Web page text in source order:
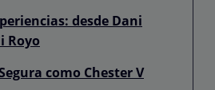
desde Dani
Royo
como Chester V